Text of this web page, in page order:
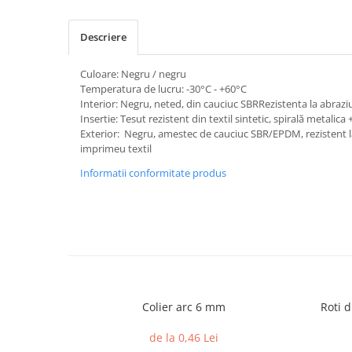
Descriere
Culoare: Negru / negru
Temperatura de lucru: -30°C - +60°C
Interior: Negru, neted, din cauciuc SBRRezistenta la
Insertie: Tesut rezistent din textil sintetic, spirală metalica
Exterior: Negru, amestec de cauciuc SBR/EPDM,
imprimeu textil
Informatii conformitate produs
Colier arc 6 mm
de la 0,46 Lei
Roti